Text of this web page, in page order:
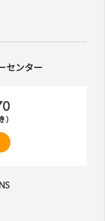
センター
)